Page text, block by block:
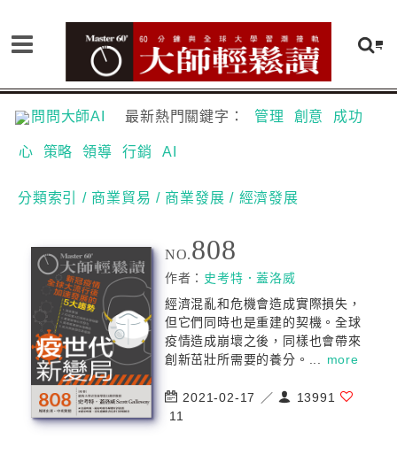
問問大師AI 最新熱門關鍵字： 管理 創意 成功
心 策略 領導 行銷 AI
分類索引 / 商業貿易 / 商業發展 / 經濟發展
NO.808
作者： 史考特．蓋洛威
經濟混亂和危機會造成實際損失，
但它們同時也是重建的契機。全球
疫情造成崩壞之後，同樣也會帶來
創新茁壯所需要的養分。... more
2021-02-17 ／
13991
11